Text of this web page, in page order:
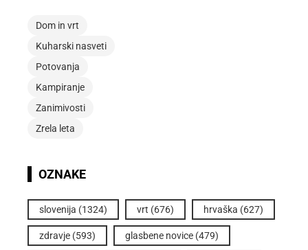
Dom in vrt
Kuharski nasveti
Potovanja
Kampiranje
Zanimivosti
Zrela leta
OZNAKE
slovenija (1324) vrt (676) hrvaška (627)
zdravje (593) glasbene novice (479)